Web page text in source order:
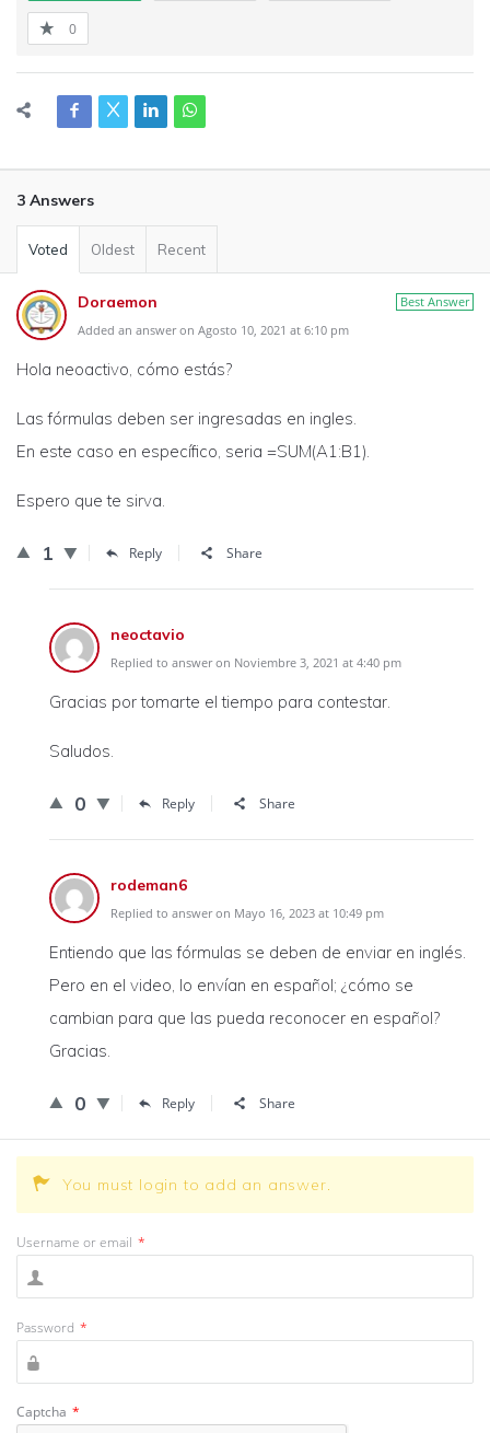
0
3 Answers
Voted Oldest Recent
Best Answer
Doraemon
Added an answer on Agosto 10, 2021 at 6:10 pm
Hola neoactivo, cómo estás?
Lasfórmulas deben ser ingresadas en ingles.
En este caso en específico, seria =SUM(A1:B1).
Espero que te sirva.
1 Reply Share
neoctavio
Replied to answer on Noviembre 3, 2021 at 4:40 pm
Gracias por tomarte el tiempo para contestar.
Saludos.
0 Reply Share
rodeman6
Replied to answer on Mayo 16, 2023 at 10:49 pm
Entiendo que las fórmulas se deben de enviar en inglés.
Pero en el video, lo envían en español; ¿cómo se
cambian para que las pueda reconocer en español?
Gracias.
0 Reply Share
You must login to add an answer.
Username or email *
Password *
Captcha *